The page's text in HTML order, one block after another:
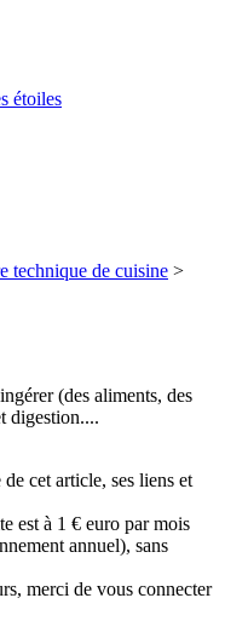
étoiles
technique de cuisine >
(des aliments, des
digestion....
cet article, ses liens et
est à 1 € euro par mois
annuel), sans
merci de vous connecter